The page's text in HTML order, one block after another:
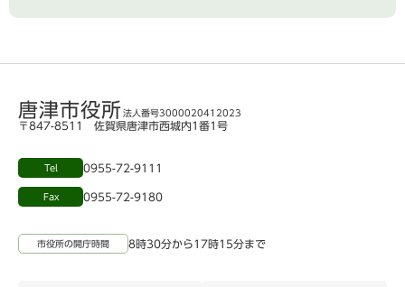
唐津市役所 法人番号3000020412023
〒847-8511 佐賀県唐津市西城内1番1号
Tel 0955-72-9111
Fax 0955-72-9180
市役所の開庁時間 8時30分から17時15分まで